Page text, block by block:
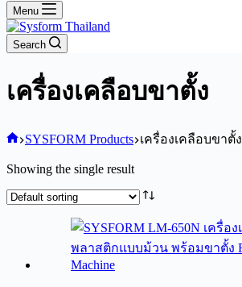
Menu
Search
เครื่องเคลือบขาตั้ง
Home
SYSFORM Products เครื่องเคลือบขาตั้ง
Showing the single result